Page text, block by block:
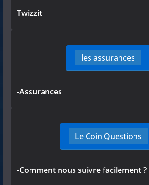
Twizzit
les assurances
-Assurances
Le Coin Questions
-Comment nous suivre facilement ?